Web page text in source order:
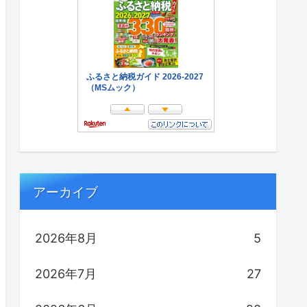
アーカイブ
2026年8月 5
2026年7月 27